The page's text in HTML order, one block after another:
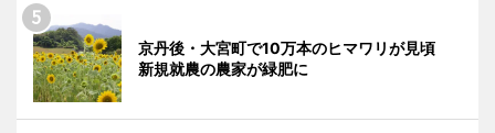
京丹後・大宮町で10万本のヒマワリが見頃
新規就農の農家が緑肥に